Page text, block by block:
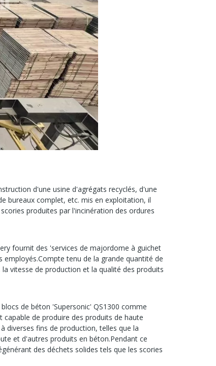
d'une usine d'agrégats recyclés, d'une
bureaux complet, etc. mis en exploitation, il
produites par l'incinération des ordures
fournit des 'services de majordome à guichet
tenu de la grande quantité de
vitesse de production et la qualité des produits
de béton 'Supersonic' QS1300 comme
de produire des produits de haute
diverses fins de production, telles que la
et d'autres produits en béton.Pendant ce
des déchets solides tels que les scories